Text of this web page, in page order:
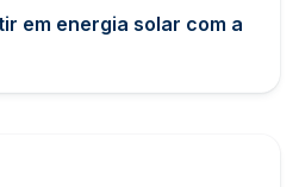
em energia solar com a